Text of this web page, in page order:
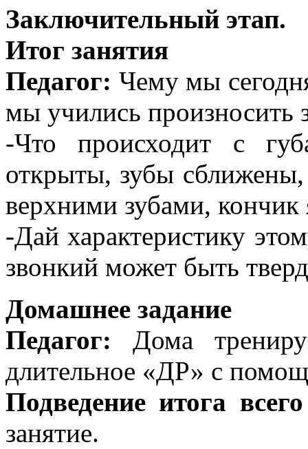
Заключительный этап.
Итог занятия
Педагог: Чему мы
мы учились произносить
-Что происходит с
открыты, зубы сближены,
верхними зубами, кончик
-Дай характеристику
звонкий может быть
Домашнее задание
Педагог: Дома
длительное «ДР» с
Подведение итога
занятие.